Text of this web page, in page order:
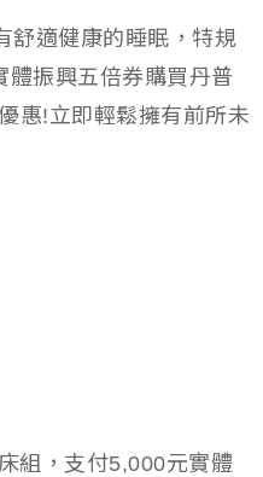
舒適健康的睡眠，特規
振興五倍券購買丹普
惠!立即輕鬆擁有前所未
組，支付5,000元實體